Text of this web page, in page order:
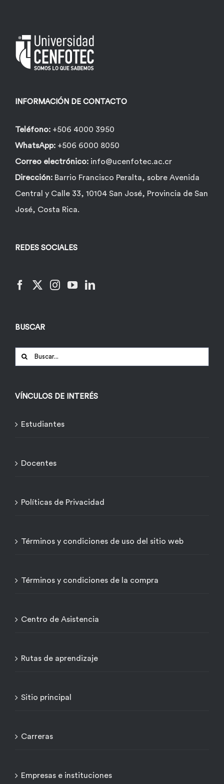
INFORMACIÓN DE CONTACTO
Teléfono: +506 4000 3950
WhatsApp: +506 6000 8050
Correo electrónico: info@ucenfotec.ac.cr
Dirección: Barrio Francisco Peralta, sobre Avenida
Central y Calle 33, 10104 San José, Provincia de San
José, Costa Rica.
REDES SOCIALES
BUSCAR
Buscar:
VÍNCULOS DE INTERÉS
Estudiantes
Docentes
Políticas de Privacidad
Términos y condiciones de uso del sitio web
Términos y condiciones de la compra
Centro de Asistencia
Rutas de aprendizaje
Sitio principal
Carreras
Empresas e instituciones